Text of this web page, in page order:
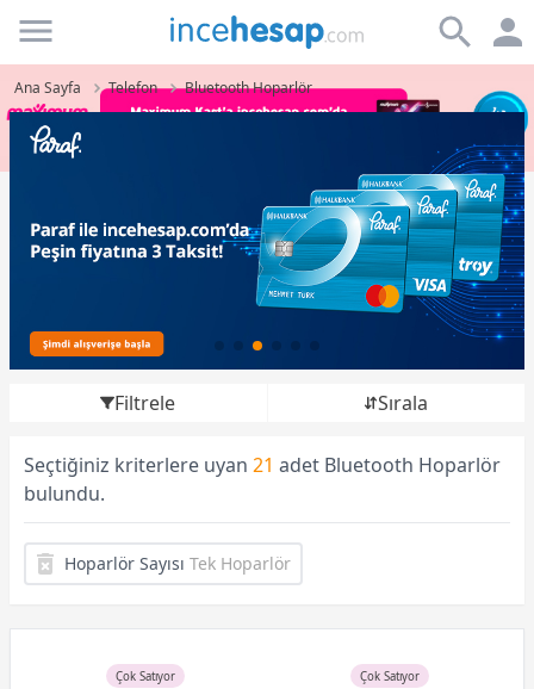
Incehesap
Ana Sayfa Telefon Bluetooth Hoparlör
Filtrele Sırala
Seçtiğiniz kriterlere uyan 21 adet Bluetooth Hoparlör
bulundu.
Hoparlör Sayısı Tek Hoparlör
Çok Satıyor Çok Satıyor